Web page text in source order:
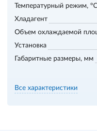
Температурный режим, °С
Хладагент
Объем охлаждаемой
Установка
Габаритные размеры, мм
Все характеристики